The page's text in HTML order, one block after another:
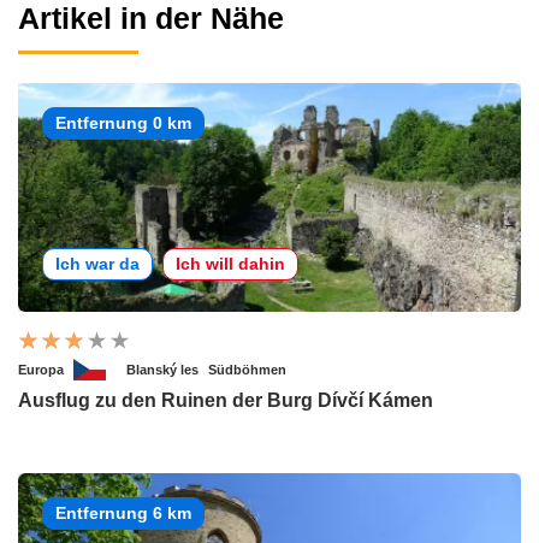
Artikel in der Nähe
Entfernung 0 km
Ich war da Ich will dahin
Europa Blanský les Südböhmen
Ausflug zu den Ruinen der Burg Dívčí Kámen
Entfernung 6 km